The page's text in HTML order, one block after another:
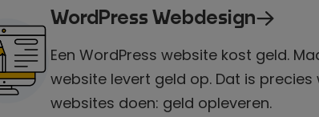
WordPress Webdesign
Een WordPress website kost geld.
website levert geld op. Dat is precies
websites doen: geld opleveren.